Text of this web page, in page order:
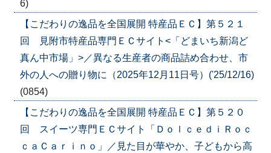
6)
【こだわりの逸品を全国展開 特産品ＥＣ】第５２１
回 見附市特産品専門ＥＣサイト<「どまいち新潟ど
真ん中市場」>／異なる生産者の商品詰め合わせ、市
外の人への贈り物に（2025年12月11日号）('25/12/16)
(0854)
【こだわりの逸品を全国展開 特産品ＥＣ】第５２０
回 スイーツ専門ＥＣサイト「ＤｏｌｃｅｄｉＲｏｃ
ｃａＣａｒｉｎｏ」／見た目が華やか、子どもから高